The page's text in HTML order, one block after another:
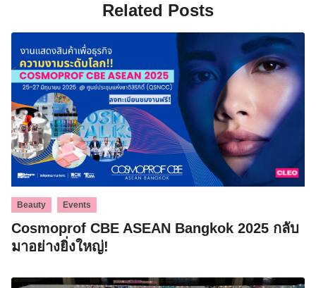
Related Posts
Beauty Events
Cosmoprof CBE ASEAN Bangkok 2025 กลับ
มาอย่างยิ่งใหญ่!